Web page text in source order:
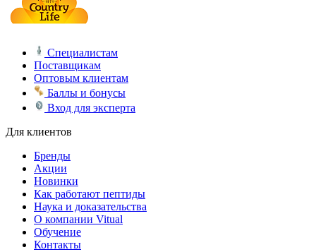
Специалистам
Поставщикам
Оптовым клиентам
Баллы и бонусы
Вход для эксперта
Для клиентов
Бренды
Акции
Новинки
Как работают пептиды
Наука и доказательства
О компании Vitual
Обучение
Контакты